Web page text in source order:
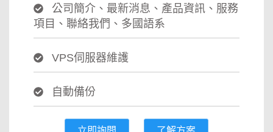
公司簡介、最新消息、產品資訊、服務
項目、聯絡我們、多國語系
VPS伺服器維護
自動備份